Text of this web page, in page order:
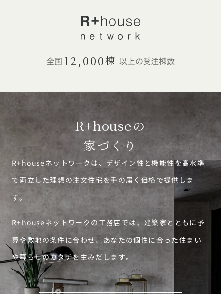
全国 12,000棟 以上の受注棟数
R+houseの
家づくり
R+houseネットワークは、デザイン性と機能性を高水準
で両立した理想の注文住宅を手の届く価格で提供しま
す。
R+houseネットワークの工務店では、建築家とともに予
算や敷地の条件に合わせ、あなたの個性に合った住まい
や暮らしのカタチを生みだします。